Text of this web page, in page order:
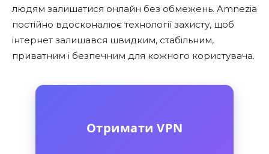
людям залишатися онлайн без обмежень. Amnezia
постійно вдосконалює технології захисту, щоб
інтернет залишався швидким, стабільним,
приватним і безпечним для кожного користувача.
Отримати VPN